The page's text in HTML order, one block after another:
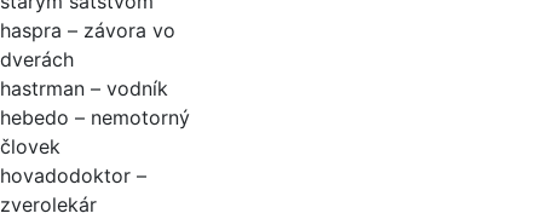
haspra – závora vo
dverách
hastrman – vodník
hebedo – nemotorný
človek
hovadodoktor –
zverolekár